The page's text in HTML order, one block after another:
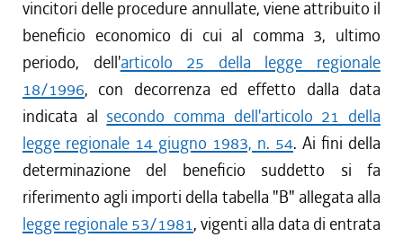
vincitori delle procedure annullate, viene attribuito il
beneficio economico di cui al comma 3, ultimo
periodo, dell'articolo 25 della legge regionale
18/1996, con decorrenza ed effetto dalla data
indicata al secondo comma dell'articolo 21 della
legge regionale 14 giugno 1983, n. 54. Ai fini della
determinazione del beneficio suddetto si fa
riferimento agli importi della tabella "B" allegata alla
legge regionale 53/1981, vigenti alla data di entrata